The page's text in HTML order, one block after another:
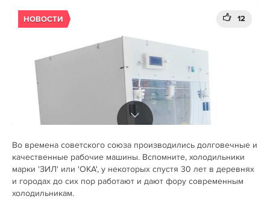
НОВОСТИ 12
Во времена советского союза производились долговечные и
качественные рабочие машины. Вспомните, холодильники
марки 'ЗИЛ' или 'ОКА', у некоторых спустя 30 лет в деревнях
и городах до сих пор работают и дают фору современным
холодильникам.